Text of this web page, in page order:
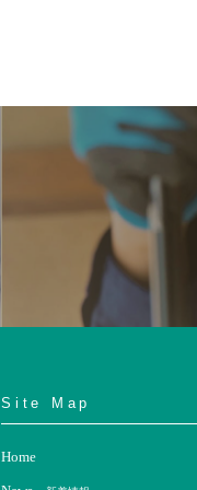
Site Map
Home